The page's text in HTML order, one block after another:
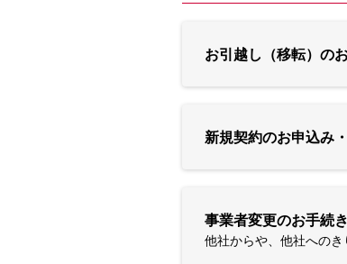
お引越し（移転）の
新規契約のお申込み
事業者変更のお手続き
他社からや、他社へのき